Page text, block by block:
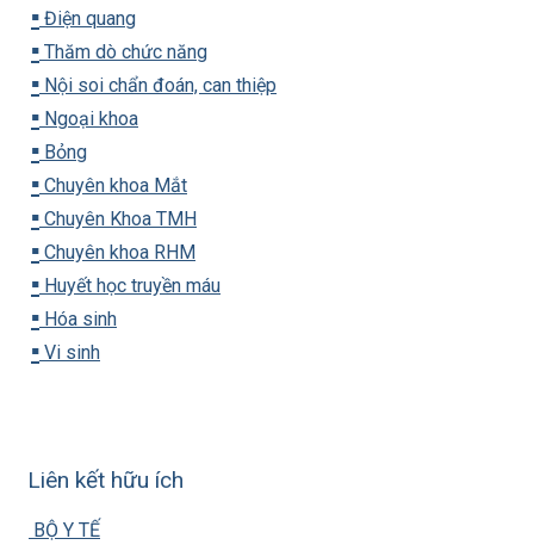
▪️ Điện quang
▪️ Thăm dò chức năng
▪️ Nội soi chẩn đoán, can thiệp
▪️ Ngoại khoa
▪️ Bỏng
▪️ Chuyên khoa Mắt
▪️ Chuyên Khoa TMH
▪️ Chuyên khoa RHM
▪️ Huyết học truyền máu
▪️ Hóa sinh
▪️ Vi sinh
Liên kết hữu ích
BỘ Y TẾ